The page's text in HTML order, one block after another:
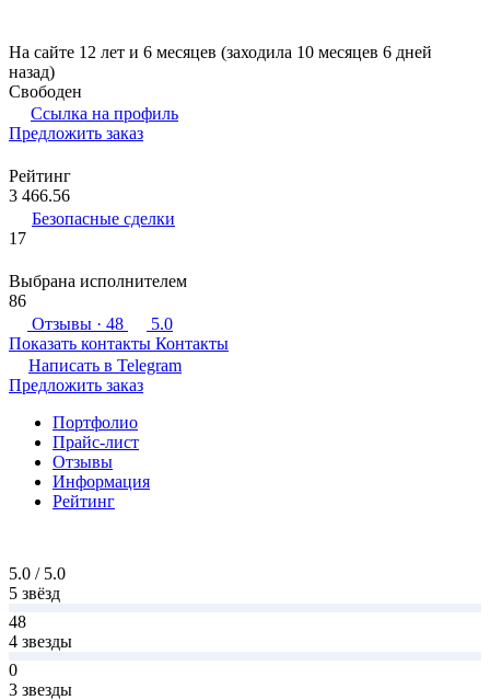
На сайте 12 лет и 6 месяцев (заходила 10 месяцев 6 дней
назад)
Свободен
Ссылка на профиль
Предложить заказ
Рейтинг
3 466.56
Безопасные сделки
17
Выбрана исполнителем
86
Отзывы · 48
5.0
Показать контакты Контакты
Написать в Telegram
Предложить заказ
Портфолио
Прайс-лист
Отзывы
Информация
Рейтинг
5.0 / 5.0
5 звёзд
48
4 звезды
0
3 звезды